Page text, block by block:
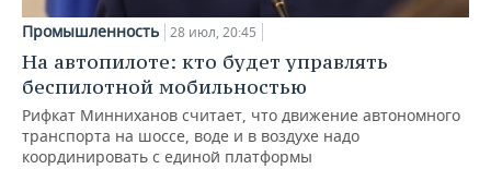
Промышленность 28 июл, 20:45
На автопилоте: кто будет управлять
беспилотной мобильностью
Рифкат Минниханов считает, что движение автономного
транспорта на шоссе, воде и в воздухе надо
координировать с единой платформы